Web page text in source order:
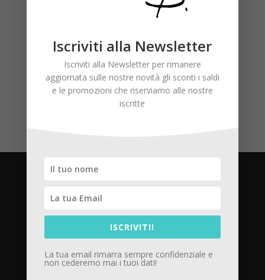
Commenti recenti
Termini e Condizioni
Iscriviti alla Newsletter
Iscriviti alla Newsletter per rimanere
aggiornata sulle nostre novità gli sconti i saldi
e le promozioni che riserviamo alle nostre
iscritte
ISCRIVITI!
La tua email rimarra sempre confidenziale e
non cederemo mai i tuoi dati!